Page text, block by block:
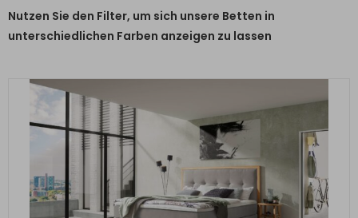
Nutzen Sie den Filter, um sich unsere Betten in
unterschiedlichen Farben anzeigen zu lassen